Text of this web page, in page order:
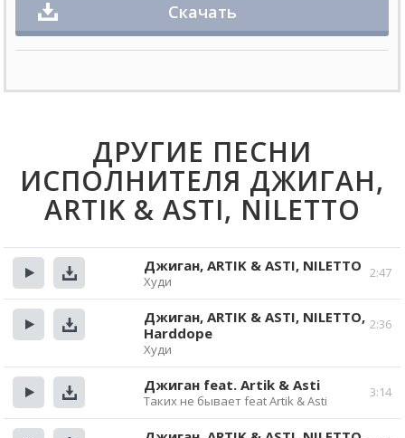
Скачать
ДРУГИЕ ПЕСНИ
ИСПОЛНИТЕЛЯ ДЖИГАН,
ARTIK & ASTI, NILETTO
Прослушать
Скачать
2:47
Джиган, ARTIK & ASTI, NILETTO
Худи
2:36
Джиган, ARTIK & ASTI, NILETTO,
Harddope
Худи
Прослушать
Скачать
3:14
Джиган feat. Artik & Asti
Таких не бывает feat Artik & Asti